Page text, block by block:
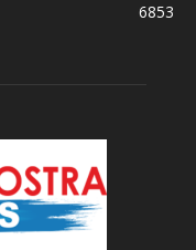
6853